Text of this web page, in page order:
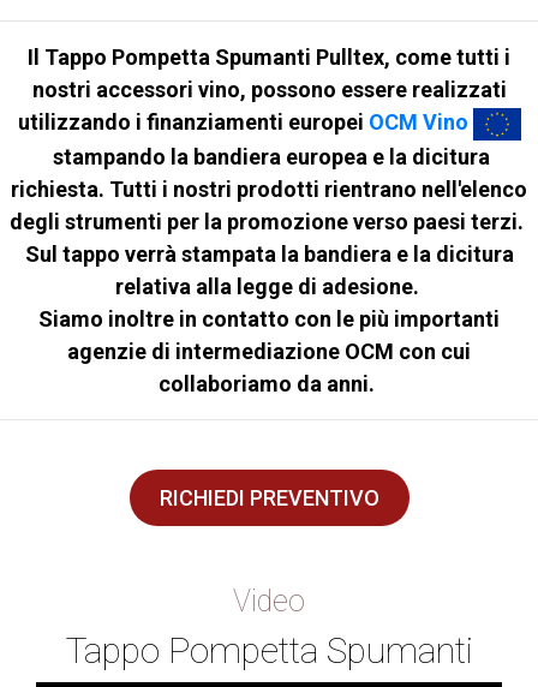
Il Tappo Pompetta Spumanti Pulltex, come tutti i
nostri accessori vino, possono essere realizzati
utilizzando i finanziamenti europei OCM Vino
stampando la bandiera europea e la dicitura
richiesta. Tutti i nostri prodotti rientrano nell'elenco
degli strumenti per la promozione verso paesi terzi.
Sul tappo verrà stampata la bandiera e la dicitura
relativa alla legge di adesione.
Siamo inoltre in contatto con le più importanti
agenzie di intermediazione OCM con cui
collaboriamo da anni.
RICHIEDI PREVENTIVO
Video
Tappo Pompetta Spumanti